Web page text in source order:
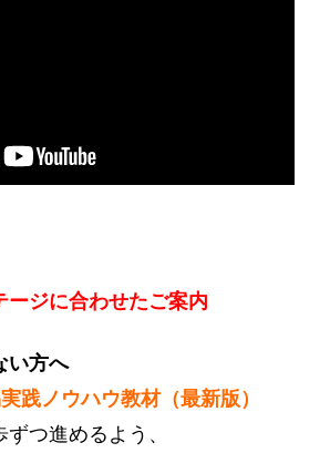
ージに合わせたご案内
い方へ
践ノウハウ教材（最新版）
つ進めるよう、